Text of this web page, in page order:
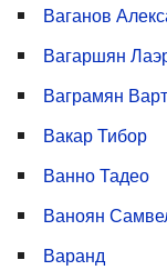
Ваганов
Вагаршян
Ваграмян
Вакар Тибор
Ванно Тадео
Ваноян
Варанд